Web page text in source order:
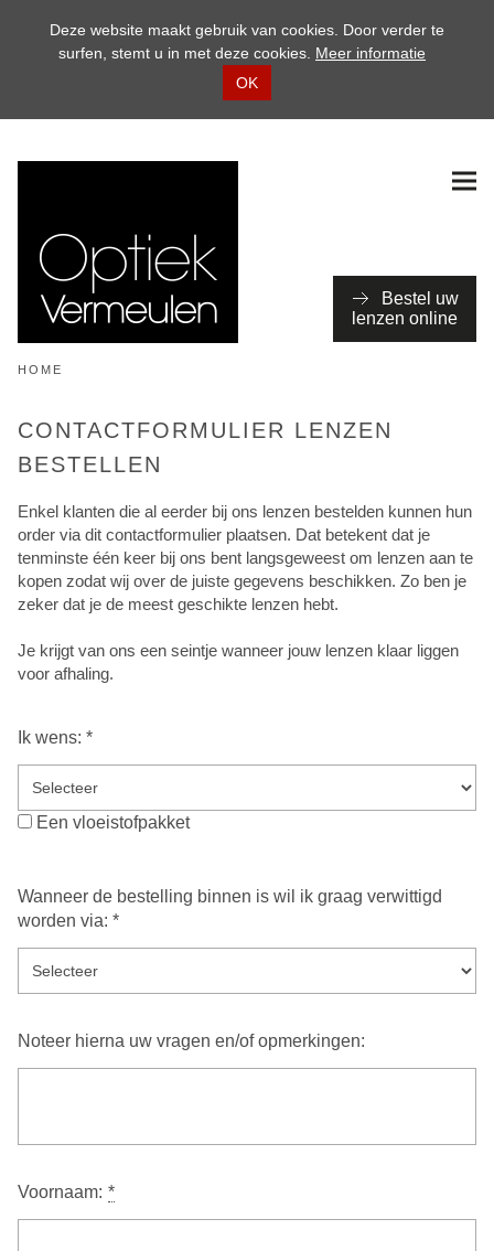
Deze website maakt gebruik van cookies. Door verder te
surfen, stemt u in met deze cookies. Meer informatie
OK
Bestel uw
lenzen online
HOME
CONTACTFORMULIER LENZEN
BESTELLEN
Enkel klanten die al eerder bij ons lenzen bestelden kunnen hun
order via dit contactformulier plaatsen. Dat betekent dat je
tenminste één keer bij ons bent langsgeweest om lenzen aan te
kopen zodat wij over de juiste gegevens beschikken. Zo ben je
zeker dat je de meest geschikte lenzen hebt.
Je krijgt van ons een seintje wanneer jouw lenzen klaar liggen
voor afhaling.
Ik wens: *
Een vloeistofpakket
Wanneer de bestelling binnen is wil ik graag verwittigd
worden via: *
Noteer hierna uw vragen en/of opmerkingen:
Voornaam: *